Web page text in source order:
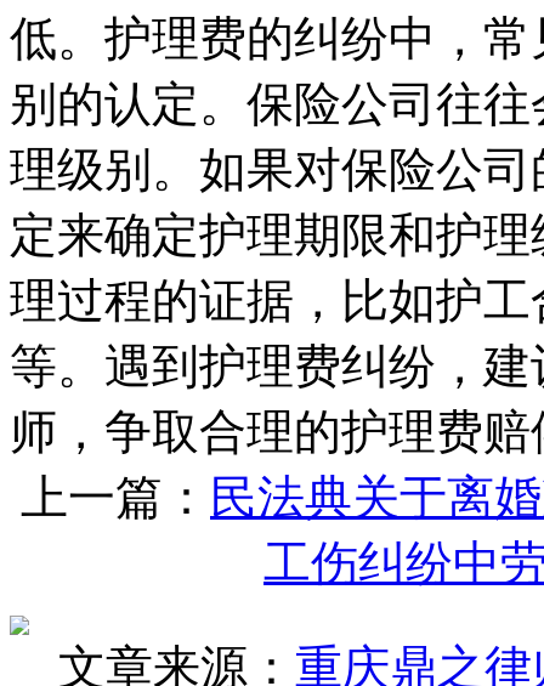
低。护理费的纠纷中，
别的认定。保险公司往
理级别。如果对保险公
定来确定护理期限和护
理过程的证据，比如护
等。遇到护理费纠纷，
师，争取合理的护理费赔
上一篇： 民法典关于离
工伤纠纷中
文章来源： 重庆鼎之